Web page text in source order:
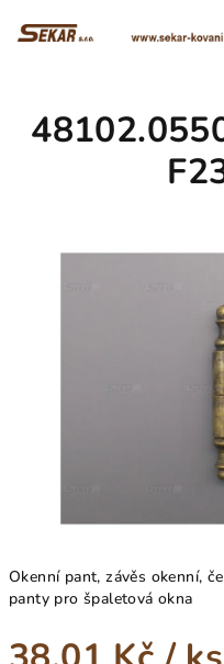
Okenní pant, závěs okenní,
panty pro špaletová okna